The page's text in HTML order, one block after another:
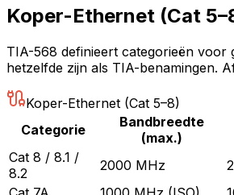
Koper-Ethernet (Cat
TIA-568 definieert categorieën voor
hetzelfde zijn als TIA-benamingen.
Koper-Ethernet (Cat 5–8)
Categorie
Bandbreedte
(max.)
Cat 8 / 8.1 /
8.2
2000 MHz